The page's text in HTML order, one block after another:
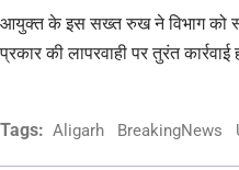
आयुक्त के इस सख्त रुख ने विभाग को
प्रकार की लापरवाही पर तुरंत कार्रवाई
Tags: Aligarh BreakingNews